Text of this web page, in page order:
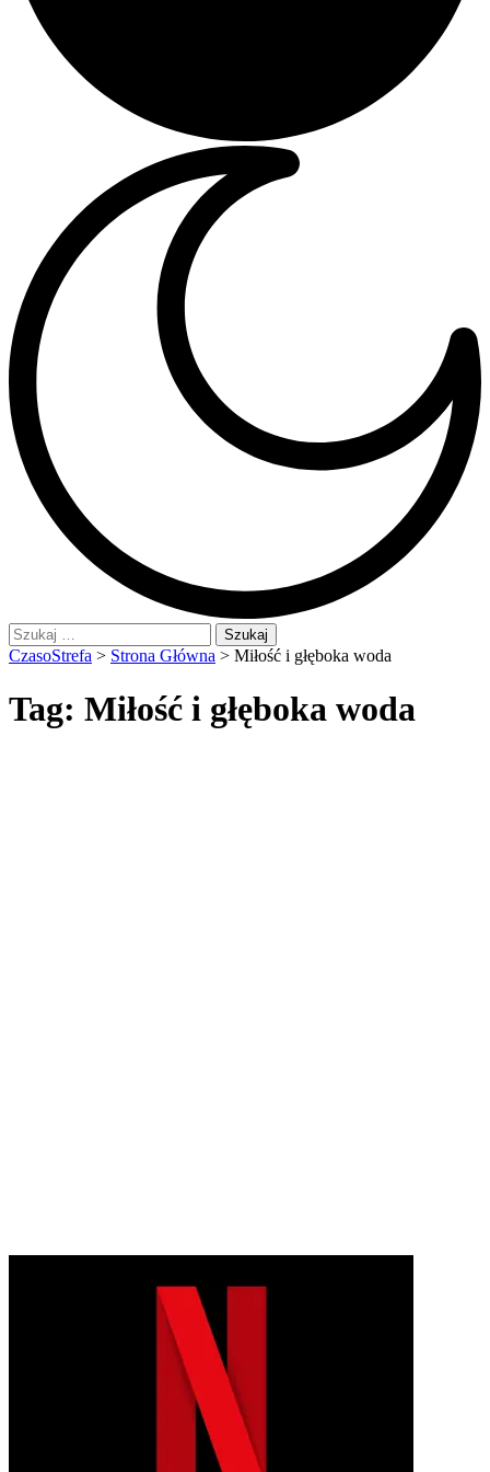
Szukaj:
CzasoStrefa > Strona Główna > Miłość i głęboka woda
Tag: Miłość i głęboka woda